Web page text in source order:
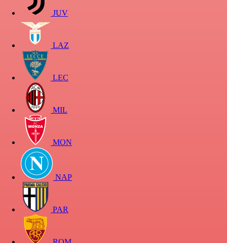
JUV
LAZ
LEC
MIL
MON
NAP
PAR